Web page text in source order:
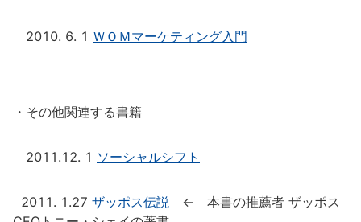
2010. 6. 1 ＷＯＭマーケティング入門
・その他関連する書籍
2011.12. 1 ソーシャルシフト
2011. 1.27 ザッポス伝説 ← 本書の推薦者 ザッポス